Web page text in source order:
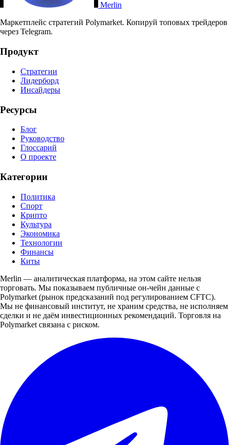
Merlin
Маркетплейс стратегий Polymarket. Копируй топовых трейдеров
через Telegram.
Продукт
Стратегии
Лидерборд
Инсайдеры
Ресурсы
Блог
Руководство
Глоссарий
О проекте
Категории
Политика
Спорт
Крипто
Культура
Экономика
Технологии
Финансы
Киты
Merlin — аналитическая платформа, на этом сайте нельзя
торговать. Мы показываем публичные он-чейн данные с
Polymarket (рынок предсказаний под регулированием CFTC).
Мы не финансовый институт, не храним средства, не исполняем
сделки и не даём инвестиционных рекомендаций. Торговля на
Polymarket связана с риском.